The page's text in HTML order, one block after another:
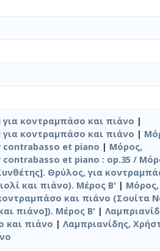
για κοντραμπάσο και πιάνο |
για κοντραμπάσο και πιάνο |
contrabasso et piano | Μόρος,
contrabasso et piano : op.35 /
Θρύλος, για
και πιάνο). Μέρος Β' | Μόρος,
και πιάνο (Σουίτα
πιάνο]). Μέρος Β' |
και πιάνο | Λαμπριανίδης,